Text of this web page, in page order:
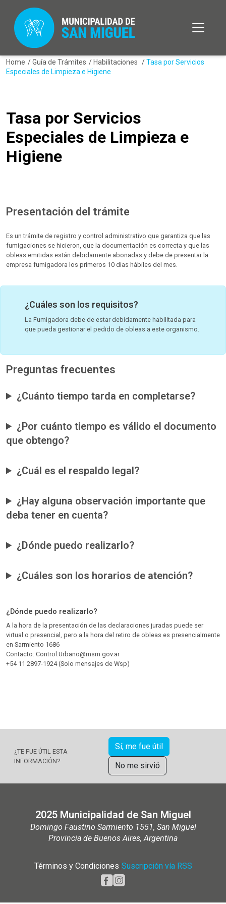
Home /Guía de Trámites / Habilitaciones /Tasa por Servicios
Especiales de Limpieza e Higiene
Tasa por Servicios
Especiales de Limpieza e
Higiene
Presentación del trámite
Es un trámite de registro y control administrativo que garantiza que las
fumigaciones se hicieron, que la documentación es correcta y que las
obleas emitidas están debidamente abonadas y debe de presentar la
empresa fumigadora los primeros 10 dias hábiles del mes.
¿Cuáles son los requisitos?
La Fumigadora debe de estar debidamente habilitada para
que pueda gestionar el pedido de obleas a este organismo.
Preguntas frecuentes
¿Cuánto tiempo tarda en completarse?
¿Por cuánto tiempo es válido el documento
que obtengo?
¿Cuál es el respaldo legal?
¿Hay alguna observación importante que
deba tener en cuenta?
¿Dónde puedo realizarlo?
¿Cuáles son los horarios de atención?
¿Dónde puedo realizarlo?
A la hora de la presentación de las declaraciones juradas puede ser
virtual o presencial, pero a la hora del retiro de obleas es presencialmente
en Sarmiento 1686
Contacto: Control.Urbano@msm.gov.ar
+54 11 2897-1924 (Solo mensajes de Wsp)
¿TE FUE ÚTIL ESTA
INFORMACIÓN?
Sí, me fue útil
No me sirvió
2025 Municipalidad de San Miguel
Domingo Faustino Sarmiento 1551, San Miguel
Provincia de Buenos Aires, Argentina
Términos y Condiciones Suscripción vía RSS